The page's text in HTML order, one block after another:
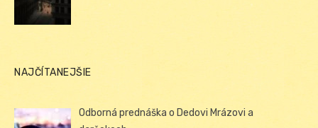
NAJČÍTANEJŠIE
Odborná prednáška o Dedovi Mrázovi a